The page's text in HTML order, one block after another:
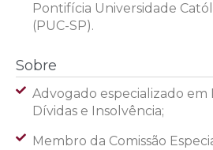
Pontifícia Universidade
(PUC-SP).
Sobre
Advogado especializado
Dívidas e Insolvência;
Membro da Comissão